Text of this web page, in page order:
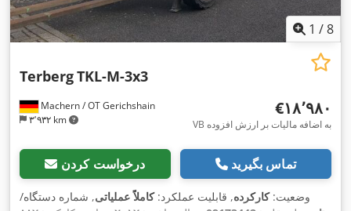
1 /8
Machern / OT Gerichshain
۳٬۹۳۲ km
TerbergTKL-M-3x3
‎€۱۸٬۹۸۰
VB به اضافه مالیات بر ارزش افزوده
درخواست کردن تماس بگیرید
وضعیت:کارکرده, قابلیت عملکرد:کاملاً عملیاتی, شماره دستگاه/